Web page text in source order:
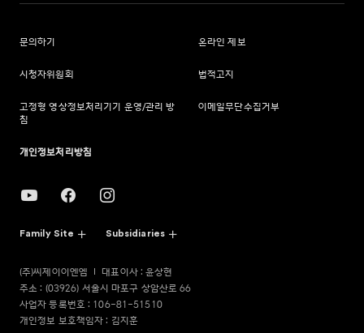
문의하기 온라인 제보
시청자위원회 법적고지
고정형 영상정보처리기기 운영/관리 방
침
이메일무단수집거부
개인정보처리방침
Family Site Subsidiaries
(주)씨제이이엔엠
대표이사 : 윤상현
주소 : (03926) 서울시 마포구 상암산로 66
사업자 등록번호 : 106-81-51510
개인정보 보호책임자 : 김지훈